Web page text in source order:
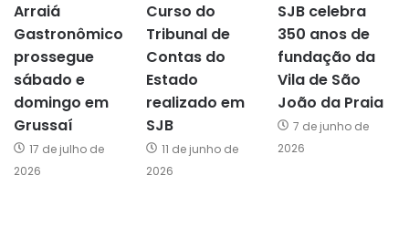
Arraiá
Gastronômico
prossegue
sábado e
domingo em
Grussaí
17 de julho de
2026
Curso do
Tribunal de
Contas do
Estado
realizado em
SJB
11 de junho de
2026
SJB celebra
350 anos de
fundação da
Vila de São
João da Praia
7 de junho de
2026